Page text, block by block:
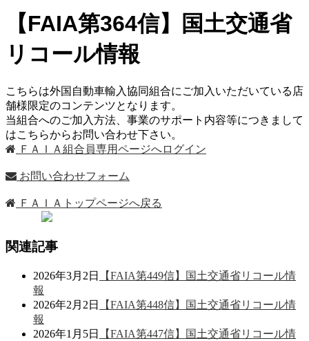
【FAIA第364信】国土交通省
リコール情報
こちらは外国自動車輸入協同組合にご加入いただいている店
舗様限定のコンテンツとなります。
当組合へのご加入方法、事業のサポート内容等につきまして
はこちらからお問い合わせ下さい。
ＦＡＩＡ組合員専用ページへログイン
お問い合わせフォーム
ＦＡＩＡトップページへ戻る
関連記事
2026年3月2日
【FAIA第449信】国土交通省リコール情
報
2026年2月2日
【FAIA第448信】国土交通省リコール情
報
2026年1月5日
【FAIA第447信】国土交通省リコール情